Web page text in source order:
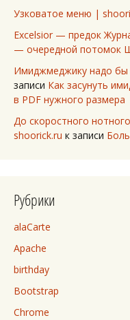
Узковатое меню |
Excelsior — предок
— очередной потомок
Имиджмеджику надо бы
записи Как засунуть
в PDF нужного размера
До скоростного
shoorick.ru к записи
Рубрики
alaCarte
Apache
birthday
Bootstrap
Chrome